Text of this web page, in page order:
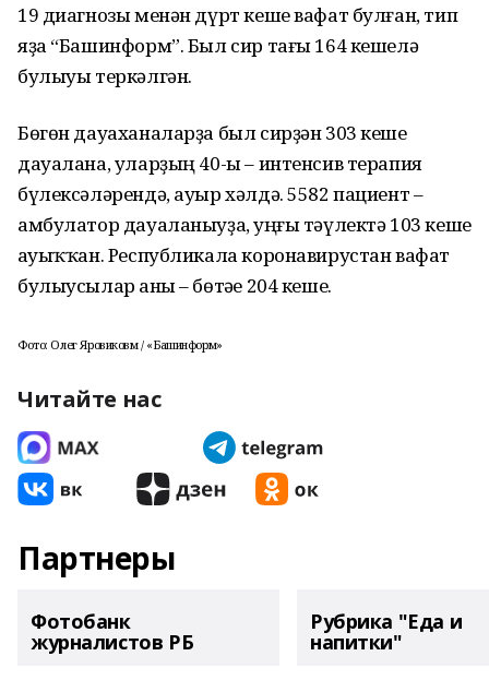
19 диагнозы менән дүрт кеше вафат булған, тип
яҙа “Башинформ”. Был сир тағы 164 кешелә
булыуы теркәлгән.
Бөгөн дауаханаларҙа был сирҙән 303 кеше
дауалана, уларҙың 40-ы – интенсив терапия
бүлексәләрендә, ауыр хәлдә. 5582 пациент –
амбулатор дауаланыуҙа, һуңғы тәүлектә 103 кеше
һауыҡҡан. Республикала коронавирустан вафат
булыусылар һаны – бөтәһе 204 кеше.
Фото: Олег Яровиковм / «Башинформ»
Читайте нас
Партнеры
Фотобанк
журналистов РБ
Рубрика "Еда и
напитки"